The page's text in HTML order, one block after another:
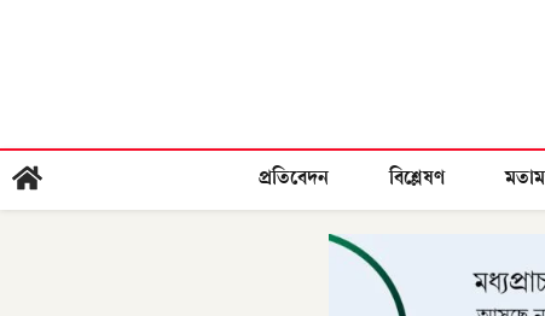
প্রতিবেদন বিশ্লেষণ